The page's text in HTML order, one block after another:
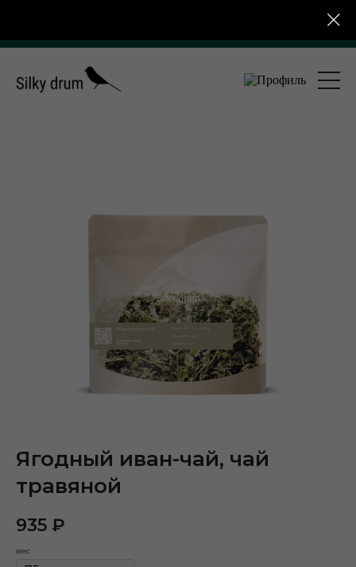
Ягодный иван-чай, чай
травяной
935 ₽
вес